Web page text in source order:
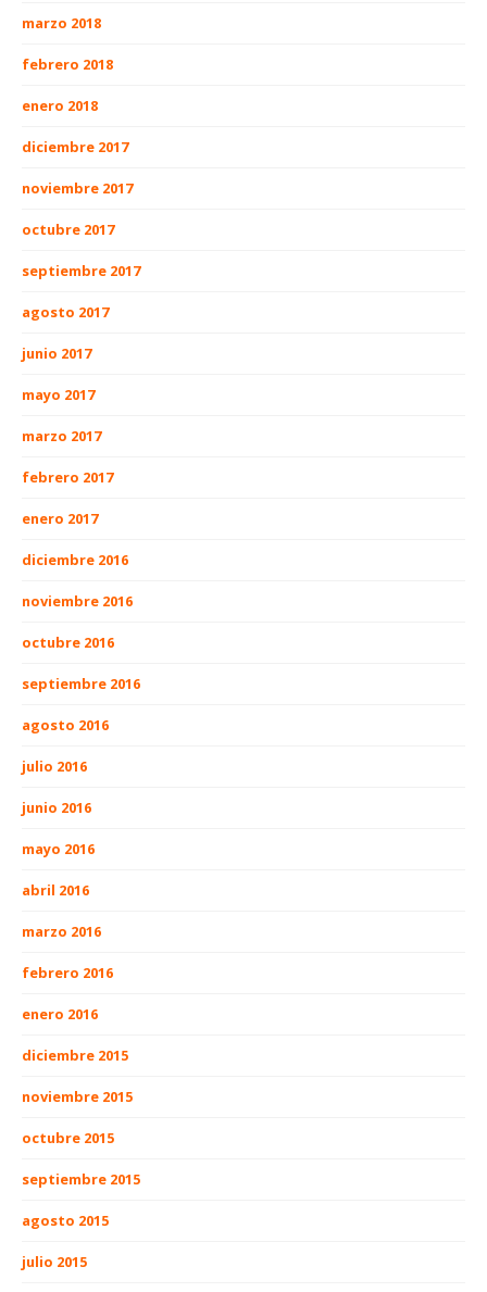
marzo 2018
febrero 2018
enero 2018
diciembre 2017
noviembre 2017
octubre 2017
septiembre 2017
agosto 2017
junio 2017
mayo 2017
marzo 2017
febrero 2017
enero 2017
diciembre 2016
noviembre 2016
octubre 2016
septiembre 2016
agosto 2016
julio 2016
junio 2016
mayo 2016
abril 2016
marzo 2016
febrero 2016
enero 2016
diciembre 2015
noviembre 2015
octubre 2015
septiembre 2015
agosto 2015
julio 2015